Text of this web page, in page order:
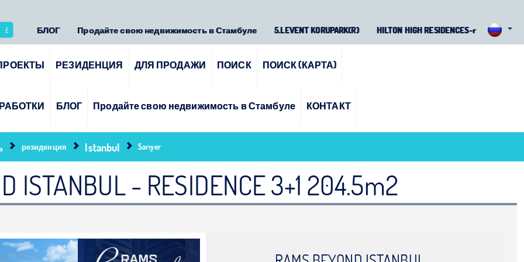
Турции по инвестициям - Инвестируйте в недвижимость
Galaxy
£ БЛОГ Продайте свою недвижимость в Стамбуле 5.LEVENT KORUPARK(R) HILTON HIGH RESIDENCES-r
РЕЗИДЕНЦИЯ ДЛЯ ПРОДАЖИ ПОИСК ПОИСК (КАРТА)
БЛОГ Продайте свою недвижимость в Стамбуле КОНТАКТ
резиденция Istanbul Sarıyer
ISTANBUL - RESIDENCE 3+1 204.5m2